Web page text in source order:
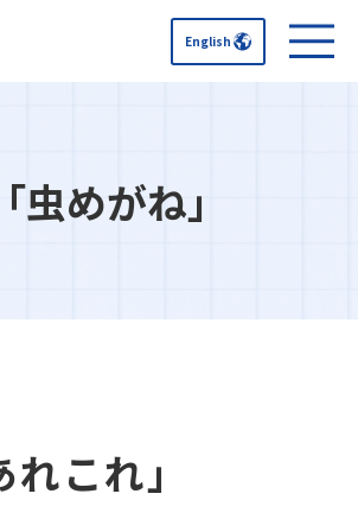
English
虫めがね」
れこれ」